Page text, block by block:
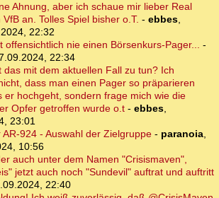
Ahnung, aber ich schaue mir lieber Real
VfB an. Tolles Spiel bisher o.T. - ebbes,
22:32
offensichtlich nie einen Börsenkurs-Pager... -
22:34
das mit dem aktuellen Fall zu tun? Ich
dass man einen Pager so präparieren
er hochgeht, sondern frage mich wie die
Opfer getroffen wurde o.t - ebbes,
23:01
AR-924 - Auswahl der Zielgruppe- paranoia,
10:56
auch unter dem Namen "Crisismaven",
jetzt auch noch "Sundevil" auftrat und auftritt
22:40